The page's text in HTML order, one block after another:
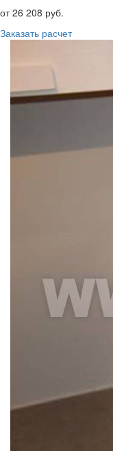
от26 208 руб.
Заказать расчет